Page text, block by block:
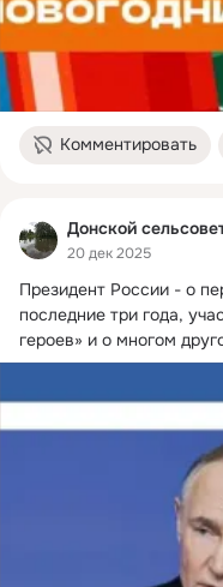
Комментировать
Донской
20 дек 2025
Президент России - о
последние три года,
героев» и о многом